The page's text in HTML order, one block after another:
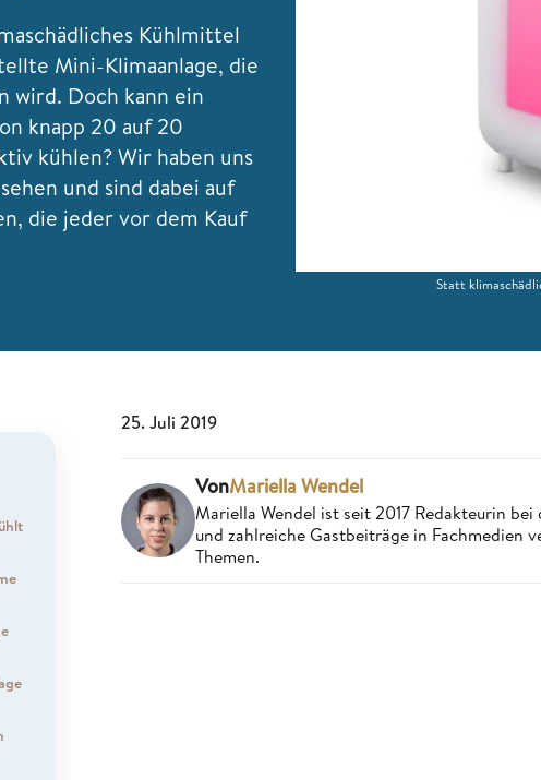
Kühlmittel
Mini-Klimaanlage, die
wird. Doch kann ein
knapp 20 auf 20
kühlen? Wir haben uns
und sind dabei auf
die jeder vor dem Kauf
Statt
25. Juli 2019
VonMariella Wendel
Mariella Wendel ist seit 2017 Redakteurin
und zahlreiche Gastbeiträge in Fachmedien
Themen.